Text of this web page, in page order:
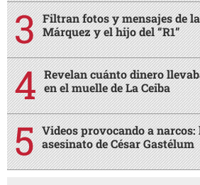
Filtran fotos y mensajes de
Márquez y el hijo del “R1”
Revelan cuánto dinero
en el muelle de La Ceiba
Videos provocando a
asesinato de César Gastélum